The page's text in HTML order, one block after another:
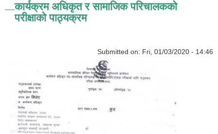
कार्यक्रम अधिकृत र सामाजिक परिचालककाे
परीक्षाकाे पाठ्यक्रम
Submitted on: Fri, 01/03/2020 - 14:46